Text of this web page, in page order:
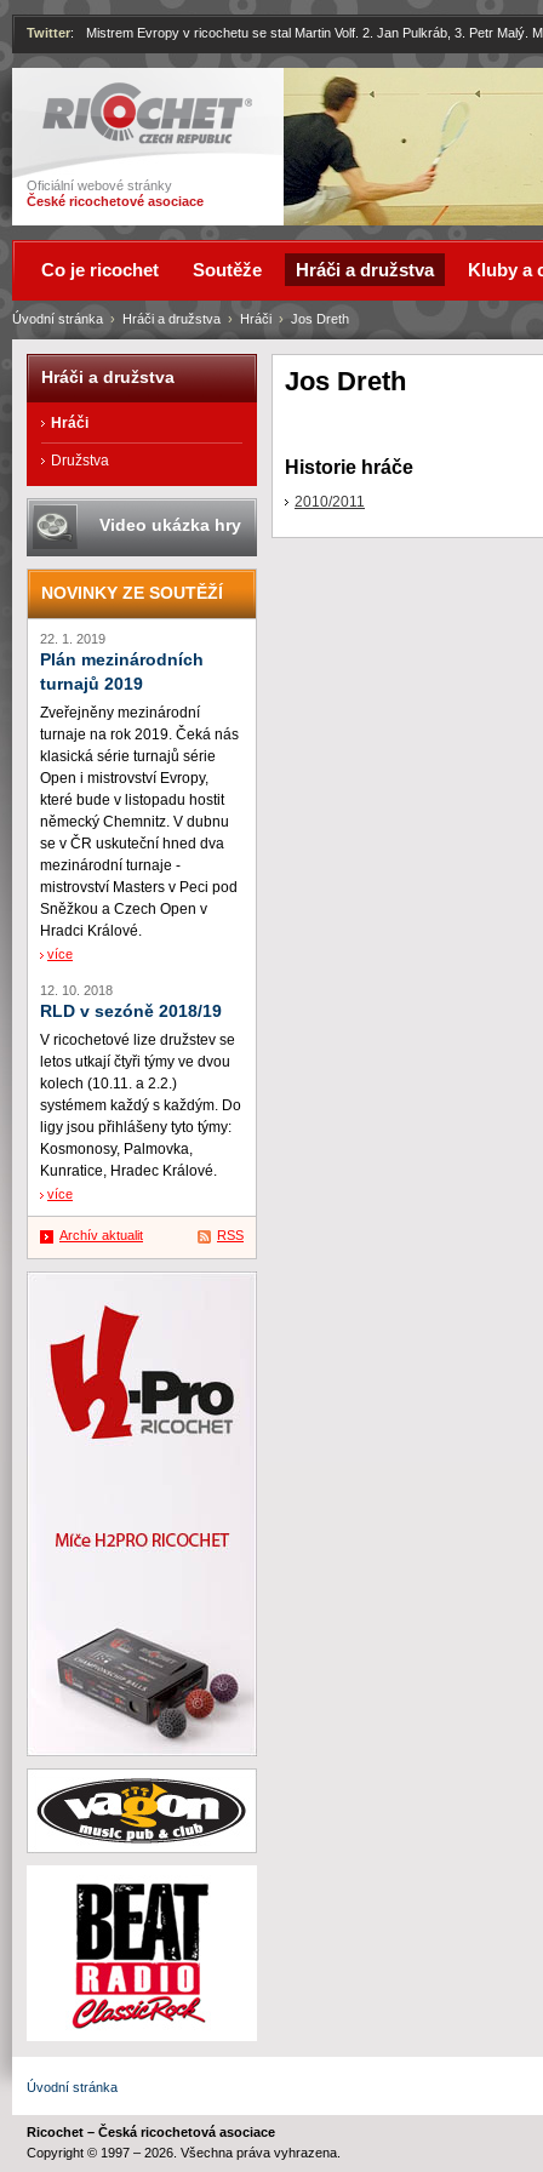
Ricochet
Oficiální webové stránky
České ricochetové asociace
Twitter: Mistrem Evropy v ricochetu se stal Martin Volf. 2. Jan Pulkráb, 3. Petr Malý.
Jos Dreth
Historie hráče
2010/2011
Úvodní stránka › Hráči a družstva › Hráči › Jos Dreth
Co je ricochet Soutěže Hráči a družstva Kluby a
Hráči a družstva
Hráči
Družstva
Video ukázka hry
NOVINKY ZE SOUTĚŽÍ
22. 1. 2019
Plán mezinárodních
turnajů 2019
Zveřejněny mezinárodní
turnaje na rok 2019. Čeká nás
klasická série turnajů série
Open i mistrovství Evropy,
které bude v listopadu hostit
německý Chemnitz. V dubnu
se v ČR uskuteční hned dva
mezinárodní turnaje -
mistrovství Masters v Peci pod
Sněžkou a Czech Open v
Hradci Králové.
více
12. 10. 2018
RLD v sezóně 2018/19
V ricochetové lize družstev se
letos utkají čtyři týmy ve dvou
kolech (10.11. a 2.2.)
systémem každý s každým. Do
ligy jsou přihlášeny tyto týmy:
Kosmonosy, Palmovka,
Kunratice, Hradec Králové.
více
Archív aktualit RSS
Úvodní stránka
Ricochet – Česká ricochetová asociace
Copyright © 1997 – 2026. Všechna práva vyhrazena.